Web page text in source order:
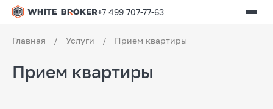
+7 499 707-77-63
Главная / Услуги / Прием квартиры
Прием квартиры